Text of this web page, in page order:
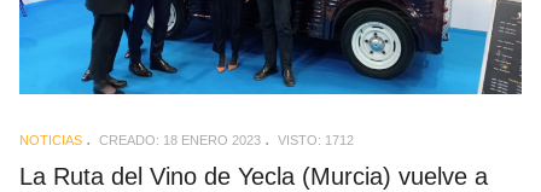
NOTICIAS CREADO: 18 ENERO 2023 VISTO: 1712
La Ruta del Vino de Yecla (Murcia) vuelve a